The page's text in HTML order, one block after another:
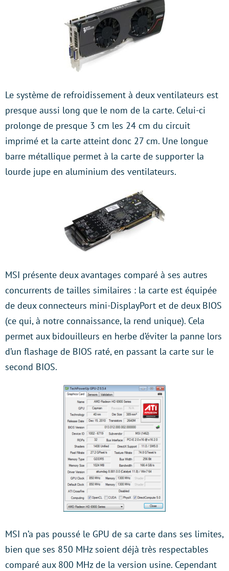
Le système de refroidissement à deux ventilateurs est
presque aussi long que le nom de la carte. Celui-ci
prolonge de presque 3 cm les 24 cm du circuit
imprimé et la carte atteint donc 27 cm. Une longue
barre métallique permet à la carte de supporter la
lourde jupe en aluminium des ventilateurs.
MSI présente deux avantages comparé à ses autres
concurrents de tailles similaires : la carte est équipée
de deux connecteurs mini-DisplayPort et de deux BIOS
(ce qui, à notre connaissance, la rend unique). Cela
permet aux bidouilleurs en herbe d’éviter la panne lors
d’un flashage de BIOS raté, en passant la carte sur le
second BIOS.
MSI n’a pas poussé le GPU de sa carte dans ses limites,
bien que ses 850 MHz soient déjà très respectables
comparé aux 800 MHz de la version usine. Cependant